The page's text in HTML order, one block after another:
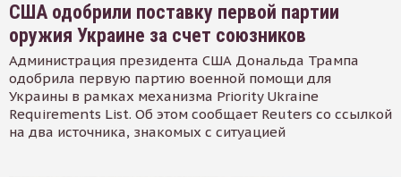
США одобрили поставку первой партии
оружия Украине за счет союзников
Администрация президента США Дональда Трампа
одобрила первую партию военной помощи для
Украины в рамках механизма Priority Ukraine
Requirements List. Об этом сообщает Reuters со ссылкой
на два источника, знакомых с ситуацией